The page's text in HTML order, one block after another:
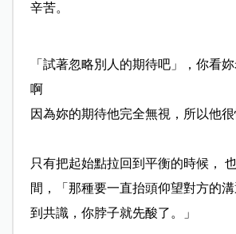
辛苦。
「試著忽略別人的期待吧」，你看
啊
因為妳的期待他完全無視，所以他
只有把起始點拉回到平衡的時候，
間，「那種要一直抬頭仰望對方的
到共識，你脖子就先酸了。」